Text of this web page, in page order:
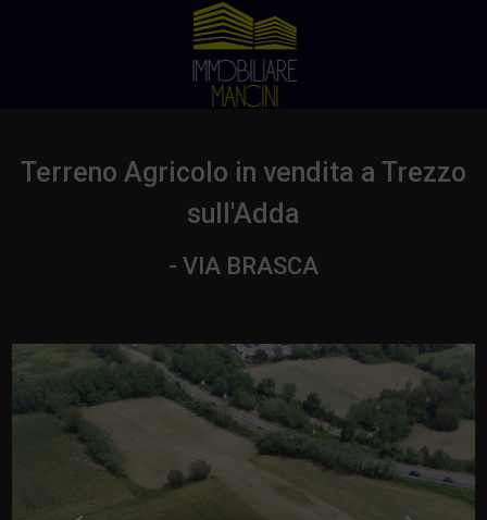
Terreno Agricolo in vendita a Trezzo
sull'Adda
- VIA BRASCA